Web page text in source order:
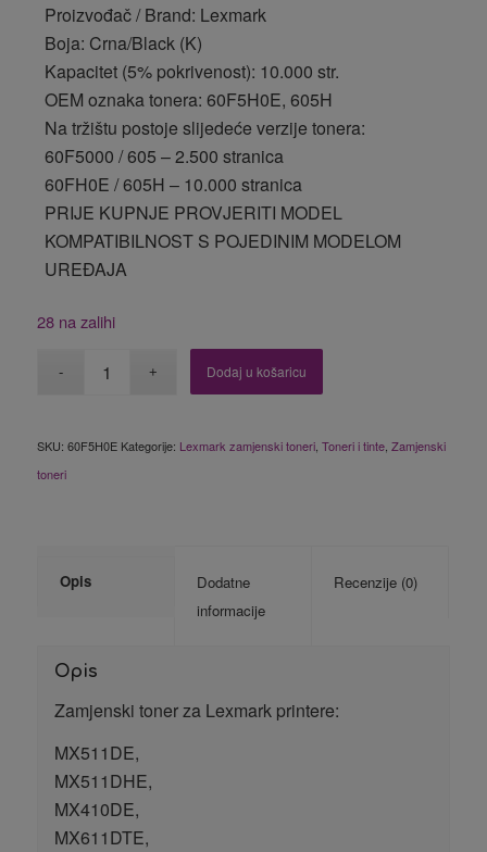
Proizvođač / Brand: Lexmark
Boja: Crna/Black (K)
Kapacitet (5% pokrivenost): 10.000 str.
OEM oznaka tonera: 60F5H0E, 605H
Na tržištu postoje slijedeće verzije tonera:
60F5000 / 605 – 2.500 stranica
60FH0E / 605H – 10.000 stranica
PRIJE KUPNJE PROVJERITI MODEL
KOMPATIBILNOST S POJEDINIM MODELOM
UREĐAJA
28 na zalihi
Dodaj u košaricu
SKU: 60F5H0E Kategorije: Lexmark zamjenski toneri, Toneri i tinte, Zamjenski
toneri
Opis
Dodatne
informacije
Recenzije (0)
Opis
Zamjenski toner za Lexmark printere:
MX511DE,
MX511DHE,
MX410DE,
MX611DTE,